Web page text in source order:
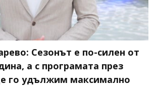
Сезонът е по-силен от
а с програмата през
го удължим максимално